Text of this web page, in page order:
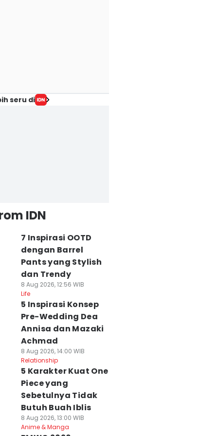
seru di
IDN
7 Inspirasi OOTD
dengan Barrel
Pants yang Stylish
dan Trendy
8 Aug 2026, 12:56 WIB
Life
5 Inspirasi Konsep
Pre-Wedding Dea
Annisa dan Mazaki
Achmad
8 Aug 2026, 14:00 WIB
Relationship
5 Karakter Kuat One
Piece yang
Sebetulnya Tidak
Butuh Buah Iblis
8 Aug 2026, 13:00 WIB
Anime & Manga